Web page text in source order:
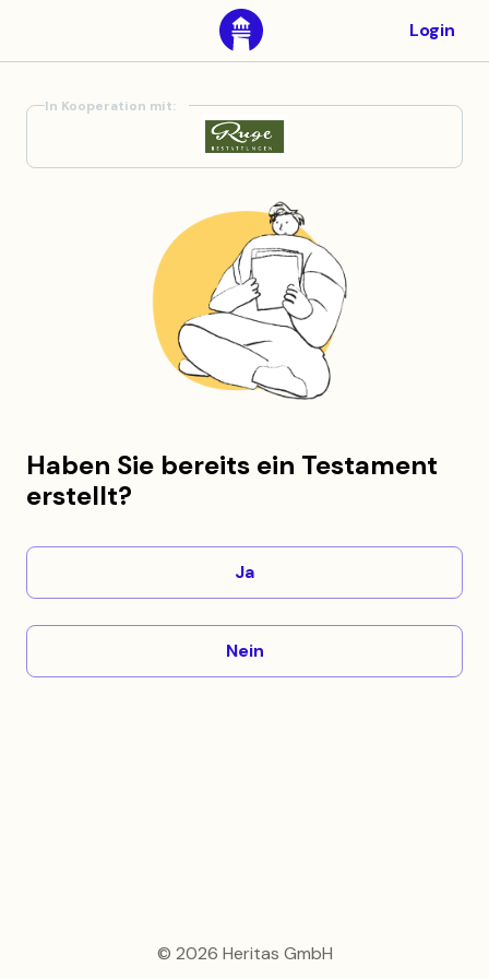
Login
In Kooperation mit:
Haben Sie bereits ein Testament
erstellt?
Ja
Nein
© 2026 Heritas GmbH